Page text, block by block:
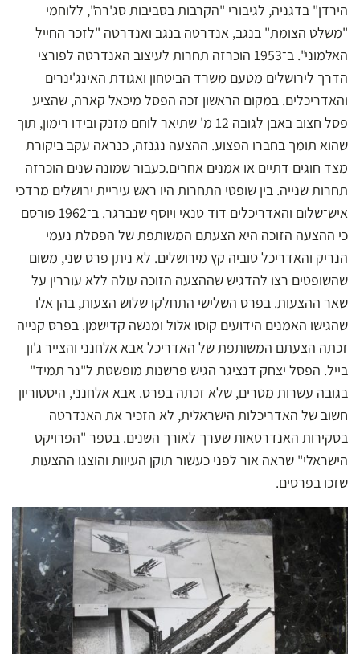
הירדן" בדגניה, לגיבורי "הקרבות בסביבות סג'רה", ללוחמי
"משלט הצומת" בנגב, אנדרטה בנגב ואנדרטה "לזכר החייל
האלמוני". ב־1953 הוכרזה תחרות לעיצוב האנדרטה לפורצי
הדרך לירושלים מטעם משרד הביטחון ואגודת האינג'ינרים
והאדריכלים. במקום הראשון זכה הפסל מיכאל קארה, שהציע
פסל חצוב באבן לגובה 12 מ' שתיאר לוחם מזנק ובידו רימון, תוך
שהוא תומך בחברו הפצוע. ההצעה נגנזה, כנראה עקב ביקורת
מצד חוגים דתיים או אמנים אחרים.כעבור שמונה שנים הוכרזה
תחרות שנייה. בין שופטי התחרות היו ראש עיריית ירושלים מרדכי
איש־שלום והאדריכלים דוד טנאי ויוסף שנברגר. ב־1962 פורסם
כי ההצעה הזוכה היא הצעתם המשותפת של הפסלת נעמי
הנריק והאדריכל טוביה קץ מירושלים. לא ניתן פרס שני, משום
שהשופטים רצו להדגיש שההצעה הזוכה עולה ללא עוררין על
שאר ההצעות. בפרס השלישי התחלקו שלוש הצעות, בהן אלו
שהגישו האמנים הידועים קוסו אלול ומנשה קדישמן. בפרס קנייה
זכתה הצעתם המשותפת של האדריכל אבא אלחנני והצייר ג'ון
בייל. הפסל יצחק דנציגר הגיש פרשנות מופשטת ל"נר תמיד"
בגובה עשרות מטרים, שלא זכתה בפרס. אבא אלחנני, היסטוריון
חשוב של האדריכלות הישראלית, לא הזכיר את האנדרטה
בסקירות האנדרטאות שערך לאורך השנים. בספר "הפרויקט
הישראלי" שראה אור לפני כעשור תוקן העיוות והוצגו ההצעות
שזכו בפרסים.